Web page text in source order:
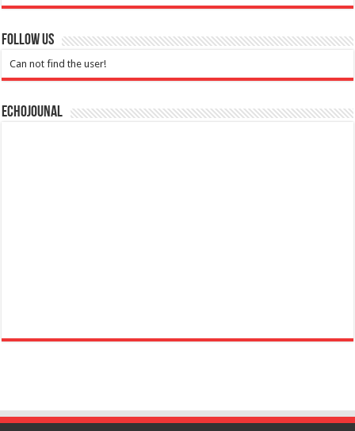
Follow Us
Can not find the user!
Echojounal